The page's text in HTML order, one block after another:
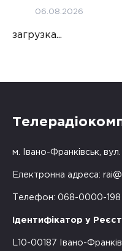
06.08.2026
загрузка...
м. Івано-Франківськ,
Електронна адреса:
Телефон: 068-0000-198
Ідентифікатор у
L10-00187 Івано-